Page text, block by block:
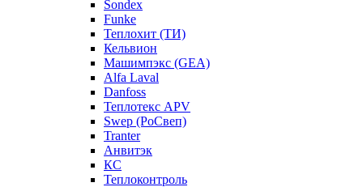
Sondex
Funke
Теплохит (ТИ)
Кельвион
Машимпэкс (GEA)
Alfa Laval
Danfoss
Теплотекс APV
Swep (РоСвеп)
Tranter
Анвитэк
КС
Теплоконтроль